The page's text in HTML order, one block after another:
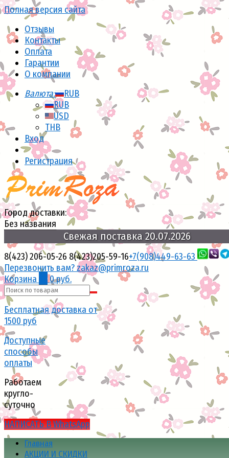
Полная версия сайта
Отзывы
Контакты
Оплата
Гарантии
О компании
Валюта:
RUB
RUB
USD
THB
Вход
Регистрация
Город доставки:
Без названия
Свежая поставка 20.07.2026
8(423) 206-05-26 8(423)205-59-16+7(908)449-63-63
Перезвонить вам?zakaz@primroza.ru
Корзина
0 руб.
Бесплатная доставка от
1500 руб
Доступные
способы
оплаты
Работаем
кругло-
суточно
НАПИСАТЬ В WhatsApp
Главная
АКЦИИ И СКИДКИ